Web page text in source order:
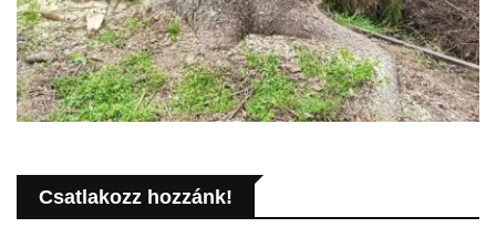
Csatlakozz hozzánk!